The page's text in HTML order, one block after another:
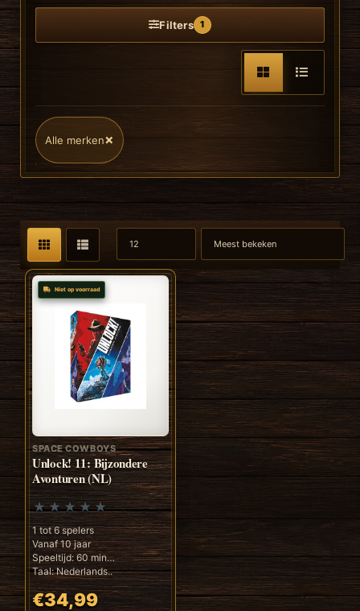
Filters 1
Alle merken×
Niet op voorraad
SPACE COWBOYS
Unlock! 11: Bijzondere
Avonturen (NL)
1 tot 6 spelers
Vanaf 10 jaar
Speeltijd: 60 min
Taal: Nederlands..
€34,99